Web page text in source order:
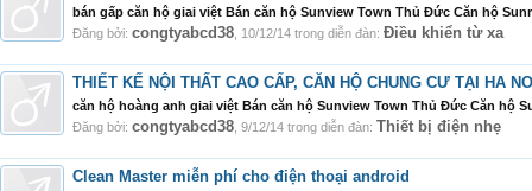
bán gấp căn hộ giai việt Bán căn hộ Sunview Town Thủ Đức Căn hộ
Đăng bởi: congtyabcd38 10/12/14 trong diễn đàn: Điều khiển từ xa
THIẾT KẾ NỘI THẤT CAO CẤP, CĂN HỘ CHUNG CƯ TẠI HA
căn hộ hoàng anh giai việt Bán căn hộ Sunview Town Thủ Đức Căn hộ
Đăng bởi: congtyabcd38 9/12/14 trong diễn đàn: Thiết bị điện nhẹ
Clean Master miễn phí cho điện thoại android